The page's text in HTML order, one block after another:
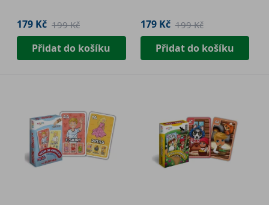
179 Kč 199 Kč
Přidat do košíku
179 Kč 199 Kč
Přidat do košíku